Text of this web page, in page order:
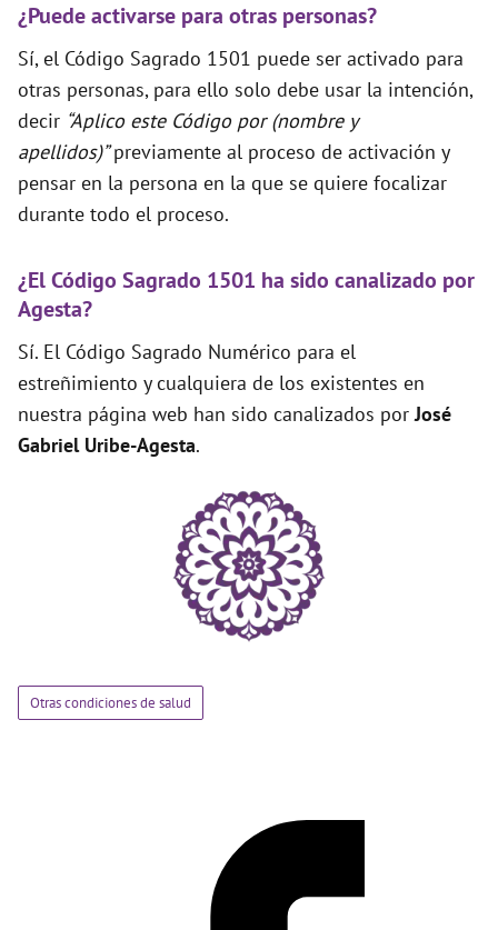
¿Puede activarse para otras personas?
Sí, el Código Sagrado 1501 puede ser activado para
otras personas, para ello solo debe usar la intención,
decir “Aplico este Código por (nombre y
apellidos)”previamente al proceso de activación y
pensar en la persona en la que se quiere focalizar
durante todo el proceso.
¿El Código Sagrado 1501 ha sido canalizado por
Agesta?
Sí. El Código Sagrado Numérico para el
estreñimiento y cualquiera de los existentes en
nuestra página web han sido canalizados porJosé
Gabriel Uribe-Agesta.
Otras condiciones de salud